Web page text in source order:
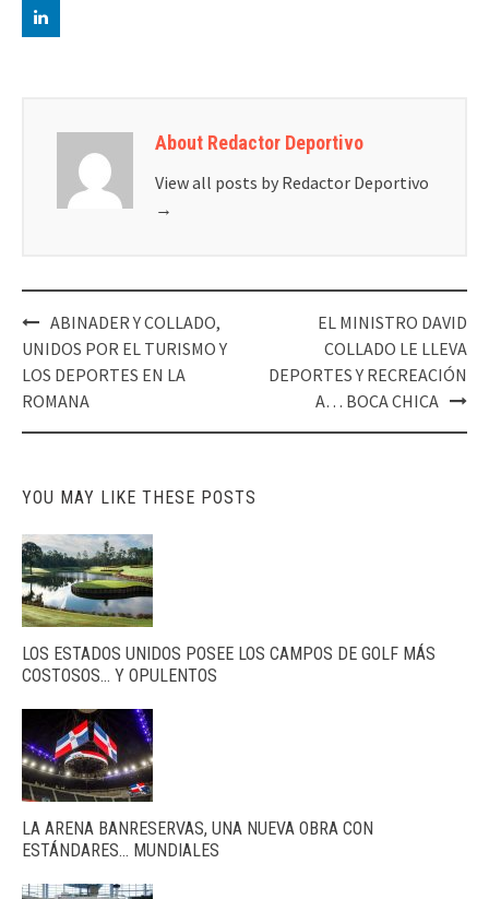
About Redactor Deportivo
View all posts by Redactor Deportivo
→
Post
navigation
ABINADER Y COLLADO,
UNIDOS POR EL TURISMO Y
LOS DEPORTES EN LA
ROMANA
EL MINISTRO DAVID
COLLADO LE LLEVA
DEPORTES Y RECREACIÓN
A… BOCA CHICA
YOU MAY LIKE THESE POSTS
LOS ESTADOS UNIDOS POSEE LOS CAMPOS DE GOLF MÁS
COSTOSOS… Y OPULENTOS
LA ARENA BANRESERVAS, UNA NUEVA OBRA CON
ESTÁNDARES… MUNDIALES